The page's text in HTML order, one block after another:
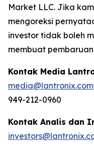
Market LLC. Jika
mengoreksi
investor tidak boleh
membuat
Kontak Media
media@lantronix.com
949-212-0960
Kontak Analis dan